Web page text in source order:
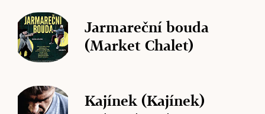
Jarmareční bouda
(Market Chalet)
Kajínek (Kajínek)